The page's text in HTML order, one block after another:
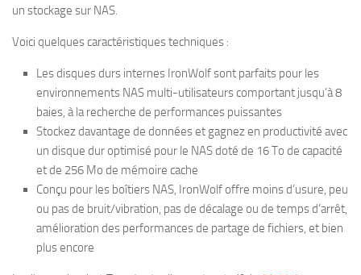
un stockage sur NAS.
Voici quelques caractéristiques techniques :
Les disques durs internes IronWolf sont parfaits pour les
environnements NAS multi-utilisateurs comportant jusqu’à 8
baies, à la recherche de performances puissantes
Stockez davantage de données et gagnez en productivité avec
un disque dur optimisé pour le NAS doté de 16 To de capacité
et de 256 Mo de mémoire cache
Conçu pour les boîtiers NAS, IronWolf offre moins d’usure, peu
ou pas de bruit/vibration, pas de décalage ou de temps d’arrêt,
amélioration des performances de partage de fichiers, et bien
plus encore